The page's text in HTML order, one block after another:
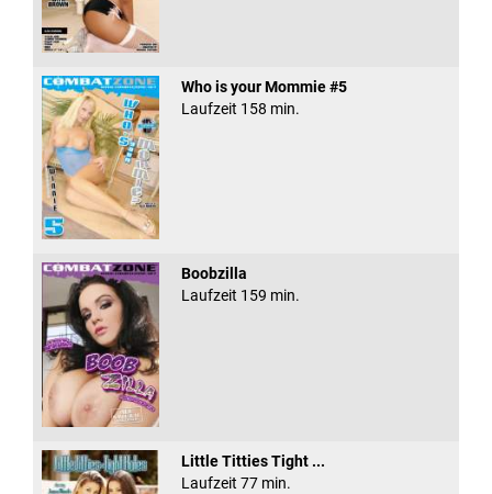
Who is your Mommie #5
Laufzeit 158 min.
Boobzilla
Laufzeit 159 min.
Little Titties Tight ...
Laufzeit 77 min.